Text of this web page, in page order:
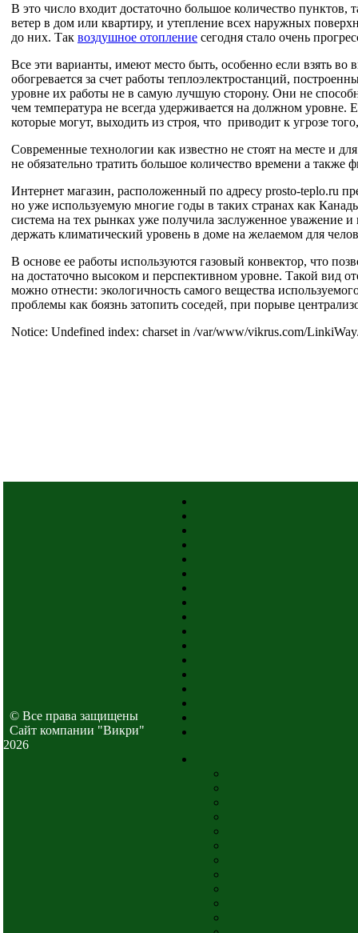
В это число входит достаточно большое количество
ветер в дом или квартиру, и утепление всех наружных
до них. Так воздушное отопление сегодня стало очень
Все эти варианты, имеют место быть, особенно если взять
обогревается за счет работы теплоэлектростанций,
уровне их работы не в самую лучшую сторону. Они не
чем температура не всегда удерживается на должном
которые могут, выходить из строя, что приводит к угрозе
Современные технологии как известно не стоят на месте и
не обязательно тратить большое количество времени а
Интернет магазин, расположенный по адресу prosto-teplo.ru
но уже используемую многие годы в таких странах как
система на тех рынках уже получила заслуженное уважение
держать климатический уровень в доме на желаемом для
В основе ее работы используются газовый конвектор, что
на достаточно высоком и перспективном уровне. Такой вид
можно отнести: экологичность самого вещества
проблемы как боязнь затопить соседей, при порыве
Notice: Undefined index: charset in /var/www/vikrus.com/
© Все права защищены
Cайт компании "Викри"
2026